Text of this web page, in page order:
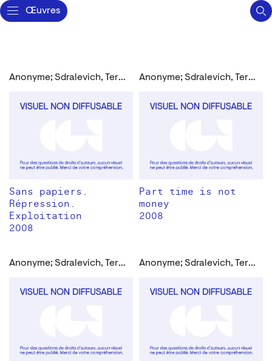
Œuvres
Anonyme; Sdralevich, Teresa
Sans papiers.
Répression.
Exploitation
2008
Anonyme; Sdralevich, Teresa
Part time is not
money
2008
Anonyme; Sdralevich, Teresa Anonyme; Sdralevich, Teresa